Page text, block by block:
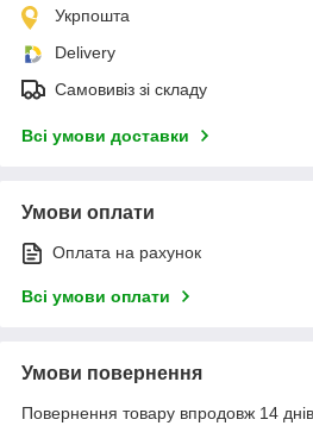
Укрпошта
Delivery
Самовивіз зі складу
Всі умови доставки
Умови оплати
Оплата на рахунок
Всі умови оплати
Умови повернення
Повернення товару впродовж 14